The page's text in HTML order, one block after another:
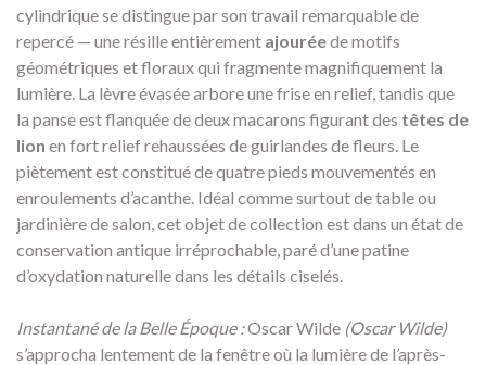
cylindrique se distingue par son travail remarquable de
repercé — une résille entièrement ajouréede motifs
géométriques et floraux qui fragmente magnifiquement la
lumière. La lèvre évasée arbore une frise en relief, tandis que
la panse est flanquée de deux macarons figurant des têtes de
lion en fort relief rehaussées de guirlandes de fleurs. Le
piètement est constitué de quatre pieds mouvementés en
enroulements d’acanthe. Idéal comme surtout de table ou
jardinière de salon, cet objet de collection est dans un état de
conservation antique irréprochable, paré d’une patine
d’oxydation naturelle dans les détails ciselés.
Instantané de la Belle Époque :Oscar Wilde (Oscar Wilde)
s’approcha lentement de la fenêtre où la lumière de l’après-